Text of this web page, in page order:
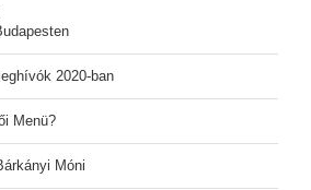
2020-ban
Menü?
Móni